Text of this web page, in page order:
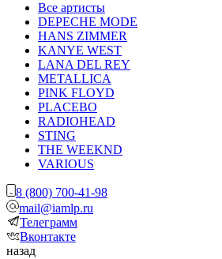
Все артисты
DEPECHE MODE
HANS ZIMMER
KANYE WEST
LANA DEL REY
METALLICA
PINK FLOYD
PLACEBO
RADIOHEAD
STING
THE WEEKND
VARIOUS
8 (800) 700-41-98
mail@iamlp.ru
Телеграмм
Вконтакте
назад